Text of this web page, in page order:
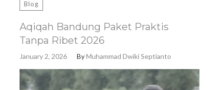
Blog
Aqiqah Bandung Paket Praktis
Tanpa Ribet 2026
January 2, 2026 ByMuhammad Dwiki Septianto